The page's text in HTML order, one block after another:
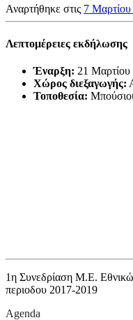
Αναρτήθηκε στις 7
Λεπτομέρειες εκδήλωσης
Έναρξη: 21
Χώρος διεξαγωγής:
Τοποθεσία:
1η Συνεδρίαση Μ.Ε.
περιοδου 2017-2019
Agenda